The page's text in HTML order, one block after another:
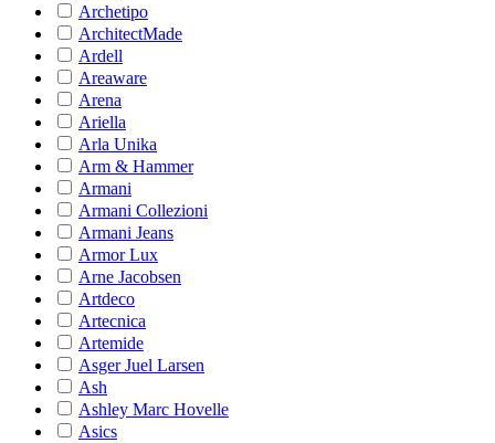
Archetipo
ArchitectMade
Ardell
Areaware
Arena
Ariella
Arla Unika
Arm & Hammer
Armani
Armani Collezioni
Armani Jeans
Armor Lux
Arne Jacobsen
Artdeco
Artecnica
Artemide
Asger Juel Larsen
Ash
Ashley Marc Hovelle
Asics